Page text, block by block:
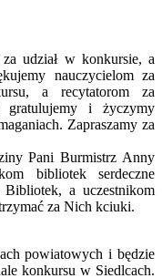
udział w konkursie, a
nauczycielom za
a recytatorom za
gratulujemy i życzymy
Zapraszamy za
Pani Burmistrz Anny
bibliotek serdeczne
a uczestnikom
za Nich kciuki.
powiatowych i będzie
konkursu w Siedlcach.